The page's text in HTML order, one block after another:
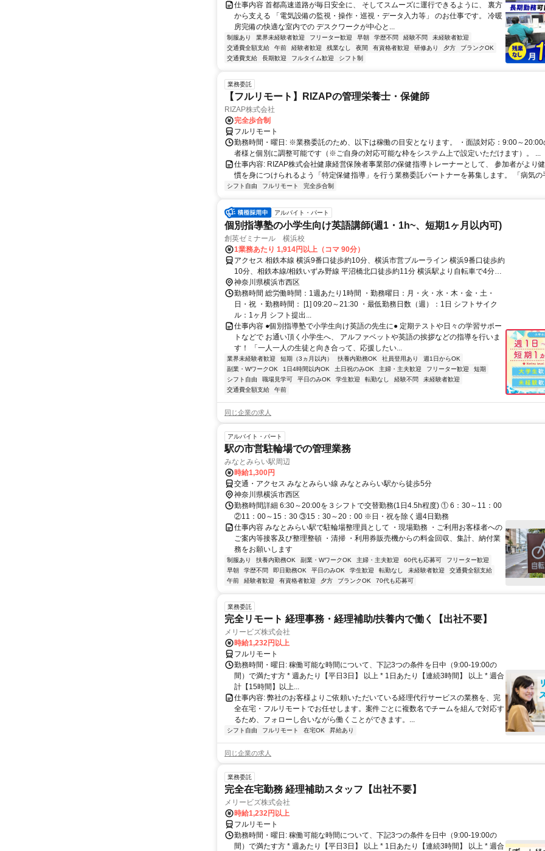
仕事内容 首都高速道路が毎日安全に、 そしてスムーズに運行できるように、 裏方
から支える 「電気設備の監視・操作・巡視・データ入力等」 のお仕事です。 冷暖
房完備の快適な室内での デスクワークが中心と...
制服あり 業界未経験者歓迎 フリーター歓迎 早朝 学歴不問 経験不問
未経験者歓迎
交通費全額支給
午前 経験者歓迎 残業なし 夜間 有資格者歓迎 研修あり 夕方
ブランクOK
交通費支給
長期歓迎 フルタイム歓迎 シフト制
業務委託
【フルリモート】RIZAPの管理栄養士・保健師
RIZAP株式会社
完全歩合制
フルリモート
勤務時間・曜日: ※業務委託のため、以下は稼働の目安となります。 ・面談対応：9:00～20:00
者様と個別に調整可能です（※ご自身の対応可能な枠をシステム上で設定いただけます）。 ...
仕事内容: RIZAP株式会社健康経営保険者事業部の保健指導トレーナーとして、 参加者がより
慣を身につけられるよう「特定保健指導」を行う業務委託パートナーを募集します。 「病気の
シフト自由 フルリモート 完全歩合制
アルバイト・パート
個別指導塾の小学生向け英語講師(週1・1h~、短期1ヶ月以内可)
創英ゼミナール 横浜校
1業務あたり 1,914円以上（コマ 90分）
アクセス 相鉄本線 横浜9番口徒歩約10分、横浜市営ブルーライン 横浜9番口徒歩約
10分、相鉄本線/相鉄いずみ野線 平沼橋北口徒歩約11分 横浜駅より自転車で4分、
横浜駅より自転車で4分、平沼橋駅より自転車で5分
神奈川県横浜市西区
勤務時間 総労働時間：1週あたり1時間 ・勤務曜日：月・火・水・木・金・土・
日・祝 ・勤務時間： [1] 09:20～21:30 ・最低勤務日数（週）：1日 シフトサイク
ル：1ヶ月 シフト提出...
仕事内容 ●個別指導塾で小学生向け英語の先生に● 定期テストや日々の学習サポー
トなどで お通い頂く小学生へ、 アルファベットや英語の挨拶などの指導を行いま
す！ 「一人一人の生徒と向き合って、応援したい...
業界未経験者歓迎 短期（3ヵ月以内） 扶養内勤務OK 社員登用あり
週1日からOK
副業・WワークOK
1日4時間以内OK 土日祝のみOK 主婦・主夫歓迎 フリーター歓迎
短期
シフト自由
職場見学可 平日のみOK 学生歓迎 転勤なし 経験不問
未経験者歓迎
交通費全額支給
午前
同じ企業の求人
アルバイト・パート
駅の市営駐輪場での管理業務
みなとみらい駅周辺
時給1,300円
交通・アクセス みなとみらい線 みなとみらい駅から徒歩5分
神奈川県横浜市西区
勤務時間詳細 6:30～20:00を３シフトで交替勤務(1日4.5h程度) ① 6：30～11：00
②11：00～15：30 ③15：30～20：00 ※日・祝を除く週4日勤務
仕事内容 みなとみらい駅で駐輪場整理員として ・現場勤務 ・ご利用お客様者への
ご案内等接客及び整理整頓 ・清掃 ・利用券販売機からの料金回収、集計、納付業
務をお願いします
制服あり 扶養内勤務OK 副業・WワークOK 主婦・主夫歓迎 60代も応募可
フリーター歓迎
早朝
学歴不問 即日勤務OK 平日のみOK 学生歓迎 転勤なし 未経験者歓迎
交通費全額支給
午前
経験者歓迎 有資格者歓迎 夕方 ブランクOK 70代も応募可
業務委託
完全リモート 経理事務・経理補助/扶養内で働く【出社不要】
メリービズ株式会社
時給1,232円以上
フルリモート
勤務時間・曜日: 稼働可能な時間について、下記3つの条件を日中（9:00-19:00の
間）で満たす方 * 週あたり【平日3日】 以上 * 1日あたり【連続3時間】 以上 * 週合
計【15時間】以上...
仕事内容: 弊社のお客様よりご依頼いただいている経理代行サービスの業務を、完
全在宅・フルリモートでお任せします。案件ごとに複数名でチームを組んで対応す
るため、フォローし合いながら働くことができます。...
シフト自由 フルリモート 在宅OK 昇給あり
同じ企業の求人
業務委託
完全在宅勤務 経理補助スタッフ【出社不要】
メリービズ株式会社
時給1,232円以上
フルリモート
勤務時間・曜日: 稼働可能な時間について、下記3つの条件を日中（9:00-19:00の
間）で満たす方 * 週あたり【平日3日】 以上 * 1日あたり【連続3時間】 以上 * 週合